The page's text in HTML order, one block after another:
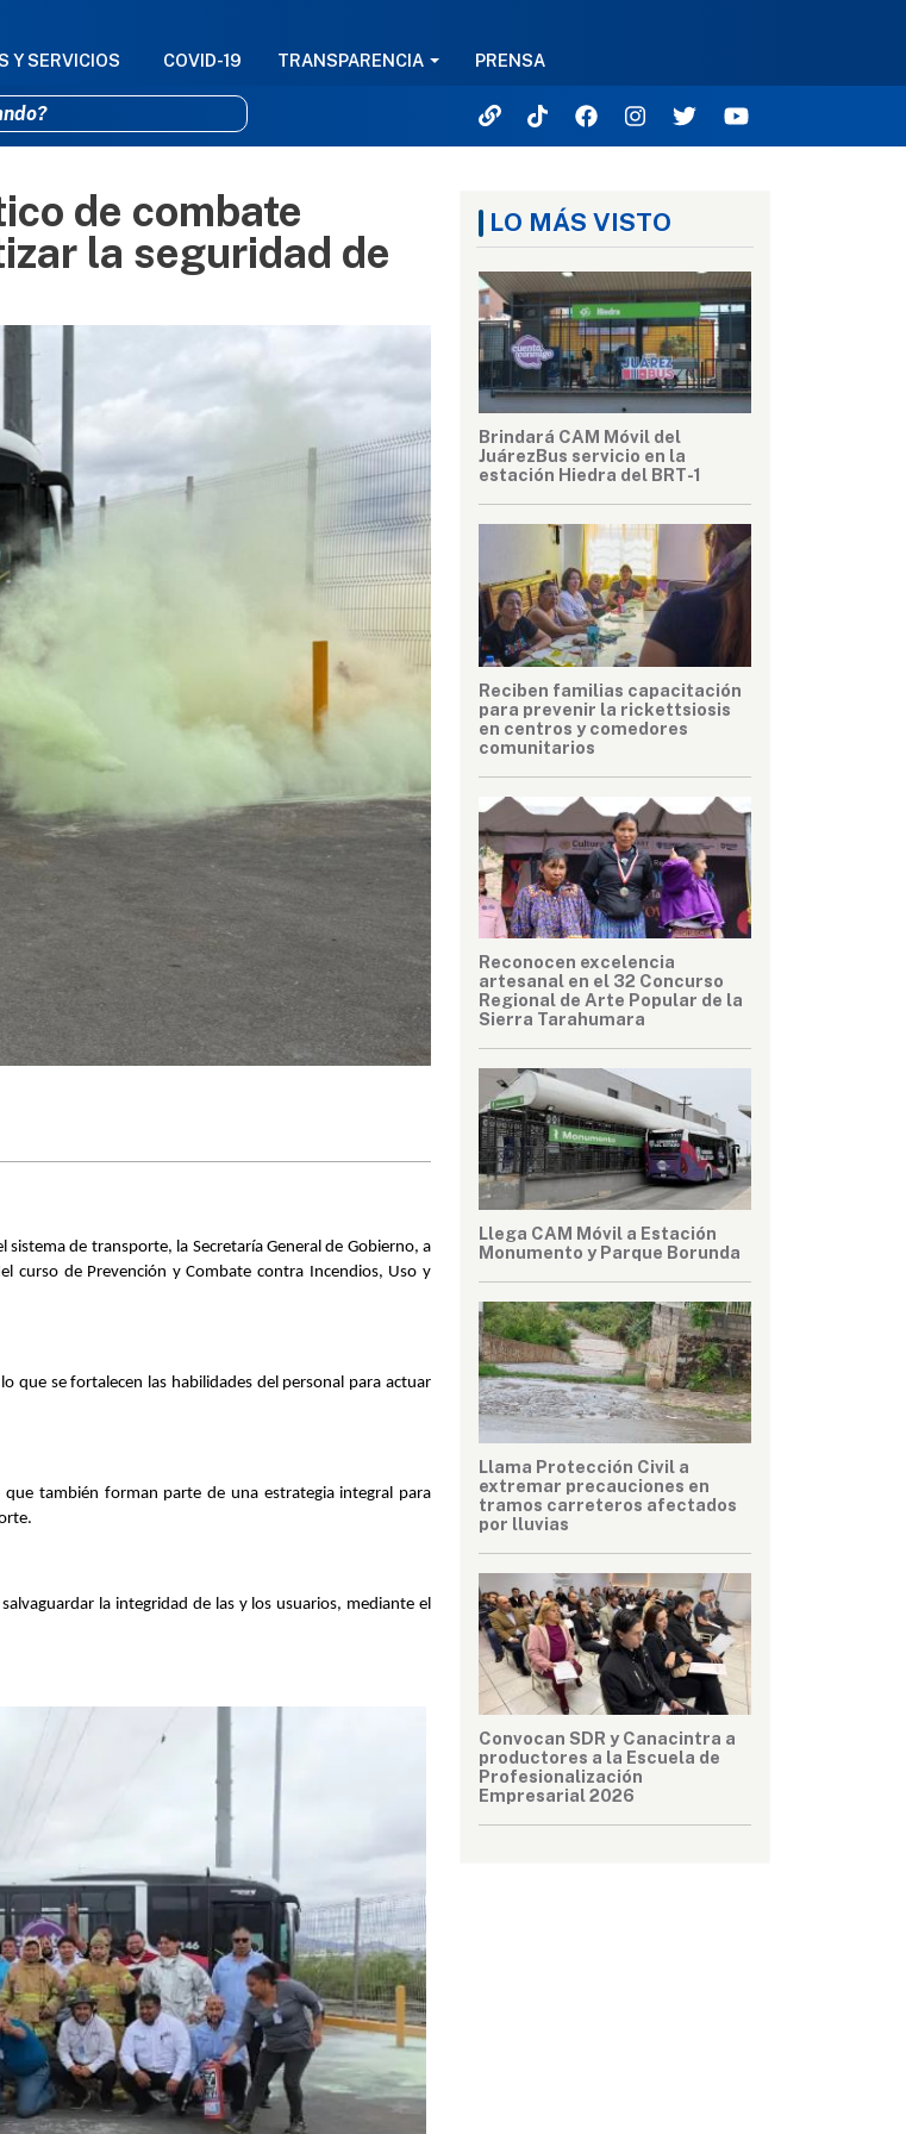
Pasar al contenido principal
Y SERVICIOS COVID-19 TRANSPARENCIA PRENSA
de combate
la seguridad de
de transporte, la Secretaría General de Gobierno, a
curso de Prevención y Combate contra Incendios, Uso y
que se fortalecen las habilidades del personal para actuar
también forman parte de una estrategia integral para
la integridad de las y los usuarios, mediante el
LO MÁS VISTO
Brindará CAM Móvil del
JuárezBus servicio en la
estación Hiedra del BRT-1
Reciben familias capacitación
para prevenir la rickettsiosis
en centros y comedores
comunitarios
Reconocen excelencia
artesanal en el 32 Concurso
Regional de Arte Popular de la
Sierra Tarahumara
Llega CAM Móvil a Estación
Monumento y Parque Borunda
Llama Protección Civil a
extremar precauciones en
tramos carreteros afectados
por lluvias
Convocan SDR y Canacintra a
productores a la Escuela de
Profesionalización
Empresarial 2026